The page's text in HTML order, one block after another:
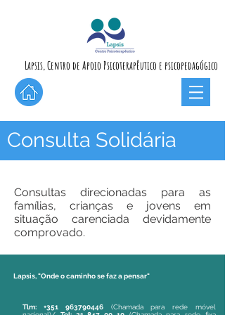
Lapsis, Centro de Apoio Psicoterapêutico e psicopedagógico
Consulta Solidária
Consultas direcionadas para as
famílias, crianças e jovens em
situação carenciada devidamente
comprovado.
Lapsis, "Onde o caminho se faz a pensar"
Tlm: +351 963790446(Chamada para rede móvel